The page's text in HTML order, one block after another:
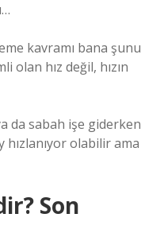
kavramı bana şunu
olan hız değil, hızın
da sabah işe giderken
hızlanıyor olabilir ama
Son